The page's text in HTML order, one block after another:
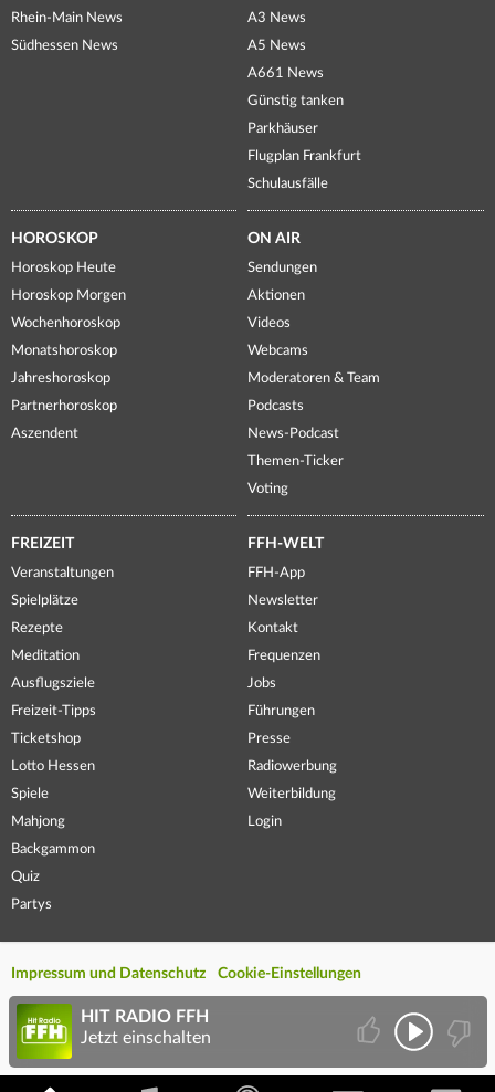
Rhein-Main News
Südhessen News
A3 News
A5 News
A661 News
Günstig tanken
Parkhäuser
Flugplan Frankfurt
Schulausfälle
HOROSKOP
Horoskop Heute
Horoskop Morgen
Wochenhoroskop
Monatshoroskop
Jahreshoroskop
Partnerhoroskop
Aszendent
ON AIR
Sendungen
Aktionen
Videos
Webcams
Moderatoren & Team
Podcasts
News-Podcast
Themen-Ticker
Voting
FREIZEIT
Veranstaltungen
Spielplätze
Rezepte
Meditation
Ausflugsziele
Freizeit-Tipps
Ticketshop
Lotto Hessen
Spiele
Mahjong
Backgammon
Quiz
Partys
FFH-WELT
FFH-App
Newsletter
Kontakt
Frequenzen
Jobs
Führungen
Presse
Radiowerbung
Weiterbildung
Login
Impressum und Datenschutz Cookie-Einstellungen
HIT RADIO FFH
Jetzt einschalten